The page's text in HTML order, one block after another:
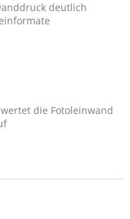
deutlich
die Fotoleinwand